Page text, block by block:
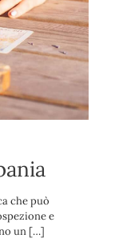
che può
e
un […]